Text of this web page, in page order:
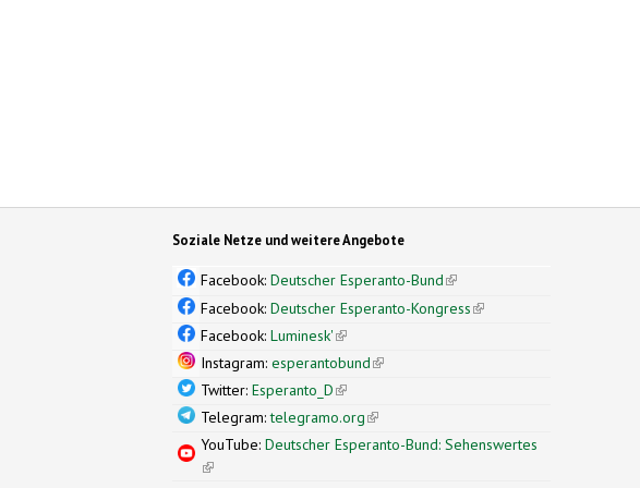
Soziale Netze und weitere Angebote
Facebook:Deutscher Esperanto-Bund(link is external)
Facebook:Deutscher Esperanto-Kongress(link is external)
Facebook:Luminesk'(link is external)
Instagram:esperantobund(link is external)
Twitter:Esperanto_D(link is external)
Telegram:telegramo.org(link is external)
YouTube:Deutscher Esperanto-Bund: Sehenswertes
(link is external)